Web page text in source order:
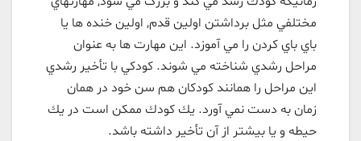
مختلفي مثل برداشتن اولين قدم, اولين خنده ها يا
باي باي كردن را مي آموزد. اين مهارت ها به عنوان
مراحل رشدي شناخته مي شوند. كودكي با تأخير رشدي
اين مراحل را همانند كودكان هم سن خود در همان
زمان به دست نمي آورد. يك كودك ممكن است در يك
حيطه و يا بيشتر از آن تأخير داشته باشد.